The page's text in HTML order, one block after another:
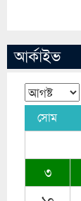
আর্কাইভ
সোম
৩